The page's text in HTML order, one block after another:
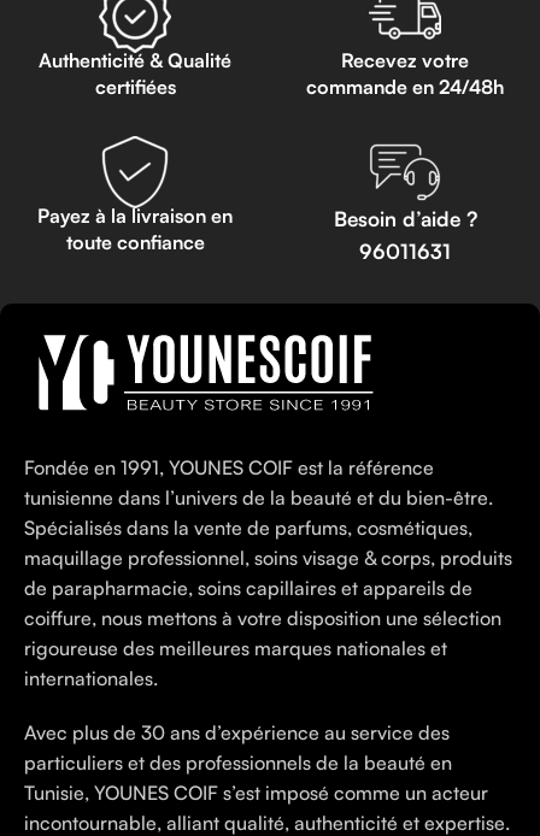
Authenticité & Qualité
certifiées
Recevez votre
commande en 24/48h
Payez à la livraison en
toute confiance
Besoin d’aide ?
96011631
Fondée en 1991, YOUNES COIF est la référence
tunisienne dans l’univers de la beauté et du bien-être.
Spécialisés dans la vente de parfums, cosmétiques,
maquillage professionnel, soins visage & corps, produits
de parapharmacie, soins capillaires et appareils de
coiffure, nous mettons à votre disposition une sélection
rigoureuse des meilleures marques nationales et
internationales.
Avec plus de 30 ans d’expérience au service des
particuliers et des professionnels de la beauté en
Tunisie, YOUNES COIF s’est imposé comme un acteur
incontournable, alliant qualité, authenticité et expertise.